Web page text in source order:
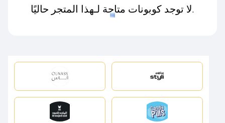
لا توجد كوبونات متاحة لـهذا المتجر حاليًا.